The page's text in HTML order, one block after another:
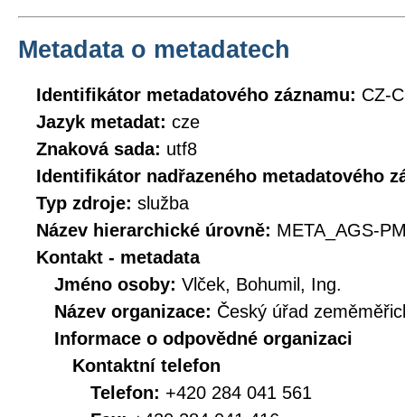
Metadata o metadatech
Identifikátor metadatového záznamu: CZ-
Jazyk metadat: cze
Znaková sada: utf8
Identifikátor nadřazeného metadatového
Typ zdroje: služba
Název hierarchické úrovně: META_AGS-
Kontakt - metadata
Jméno osoby: Vlček, Bohumil, Ing.
Název organizace: Český úřad
Informace o odpovědné organizaci
Kontaktní telefon
Telefon: +420 284 041 561